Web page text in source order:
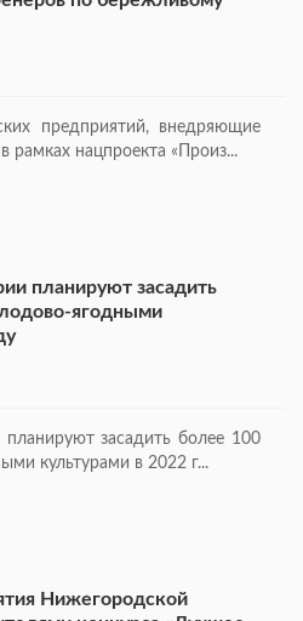
предприятий, внедряющие
рамках нацпроекта «Произ...
планируют засадить
ягодными
засадить более 100
культурами в 2022 г...
Нижегородской